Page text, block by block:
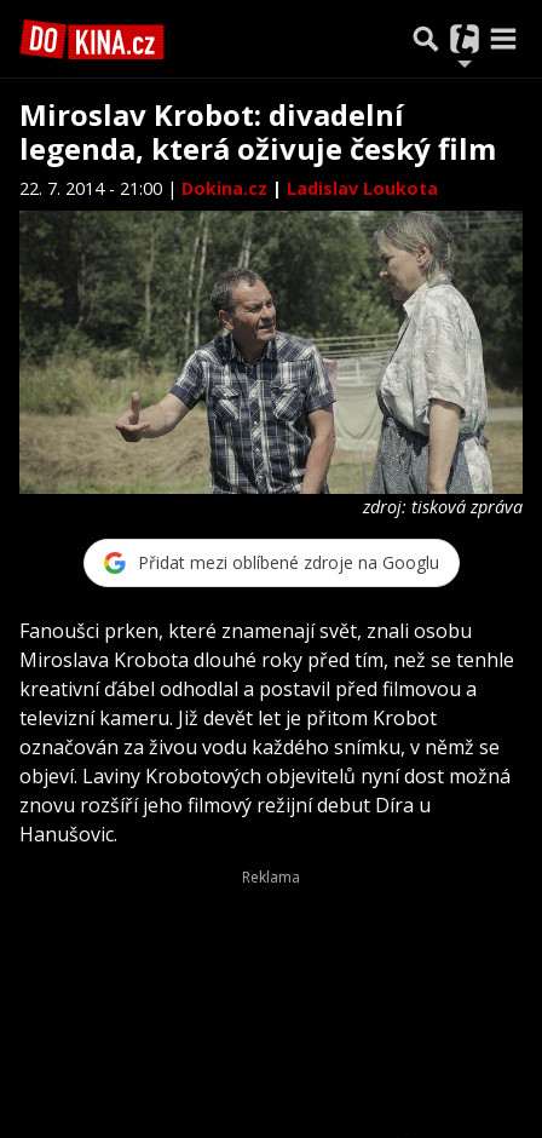
Miroslav Krobot: divadelní
legenda, která oživuje český film
22. 7. 2014 - 21:00 | Dokina.cz | Ladislav Loukota
zdroj: tisková zpráva
Přidat mezi oblíbené zdroje na Googlu
Fanoušci prken, které znamenají svět, znali osobu
Miroslava Krobota dlouhé roky před tím, než se tenhle
kreativní ďábel odhodlal a postavil před filmovou a
televizní kameru. Již devět let je přitom Krobot
označován za živou vodu každého snímku, v němž se
objeví. Laviny Krobotových objevitelů nyní dost možná
znovu rozšíří jeho filmový režijní debut Díra u
Hanušovic.